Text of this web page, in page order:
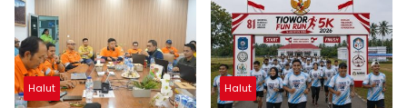
Halut Halut